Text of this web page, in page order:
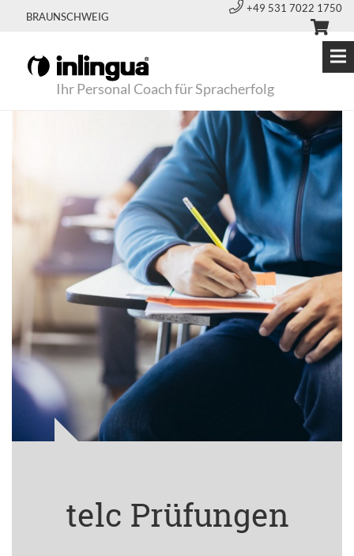
BRAUNSCHWEIG
+49 531 7022 1750
Ihr Personal Coach für Spracherfolg
telc Prüfungen